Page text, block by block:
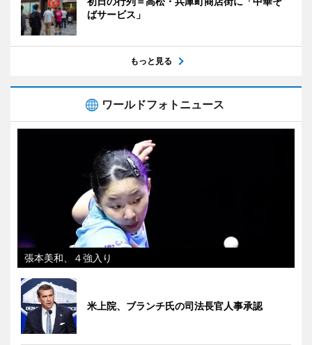
ばサービス」
もっと見る
ワールドフォトニュース
張本美和、４強入り
米上院、ブランチ氏の司法長官人事承認